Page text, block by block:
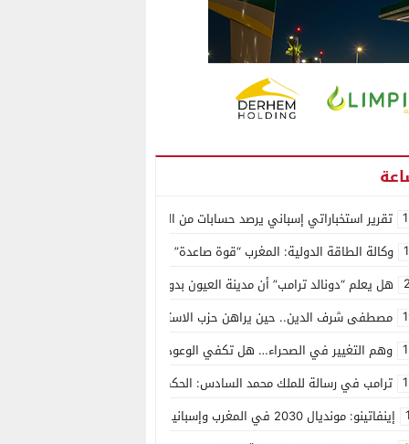
تقرير استخباراتي إسباني يرصد حسابات من الجزائر وأرقاما بـ”213+” ضمن حملة رقمية منظمة حرّضت على اقتحام سبتة
وكالة الطاقة الدولية: المغرب “قوة صاعدة” في سوق المعادن الاستراتيجية
هل يعلم “دونالد ترامب” أن مدينة العيون بدون ماء؟
مصطفى شرف الدين.. حين يراهن حزب الاستقلال على الكفاءة ويمنح الشباب
وهم التغيير في الصحراء… هل تكفي الوعود الفارغة لصناعة الواقع؟
ترامب في رسالة للملك محمد السادس: الحكم الذاتي هو الأساس الوحيد لحل
إينفاتينو: مونديال 2030 في المغرب وإسبانيا والبرتغال سيكون “الأجمل في التاريخ”